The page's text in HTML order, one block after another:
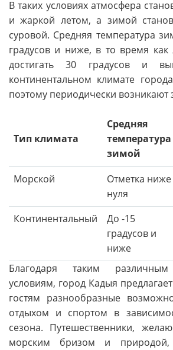
В таких условиях атмосфера
и жаркой летом, а зимой
суровой. Средняя температура
градусов и ниже, в то время
достигать 30 градусов и
континентальном климате
поэтому периодически возникают
Тип климата
Средняя
температура
зимой
Морской
Отметка ниже
нуля
Континентальный
До -15
градусов и
ниже
Благодаря таким различным
условиям, город Кадыя
гостям разнообразные
отдыхом и спортом в
сезона. Путешественники,
морским бризом и природой,